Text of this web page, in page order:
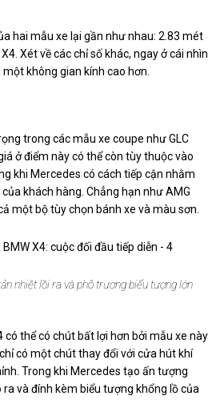
hai mẫu xe lại gần như nhau: 2.83 mét
Xét về các chỉ số khác, ngay ở cái nhìn
không gian kính cao hơn.
trong các mẫu xe coupe như GLC
ở điểm này có thể còn tùy thuộc vào
khi Mercedes có cách tiếp cận nhằm
khách hàng. Chẳng hạn như AMG
một bộ tùy chọn bánh xe và màu sơn.
nhiệt lồi ra và phô trương biểu tượng lớn
có thể có chút bất lợi hơn bởi mẫu xe này
có một chút thay đổi với cửa hút khí
Trong khi Mercedes tạo ấn tượng
và đính kèm biểu tượng khổng lồ của